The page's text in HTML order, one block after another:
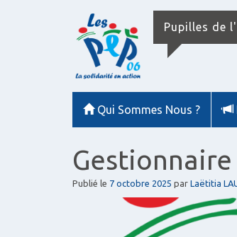
Pupilles de
Qui Sommes Nous ?
Gestionnaire
Publié le 7 octobre 2025 par Laëtitia